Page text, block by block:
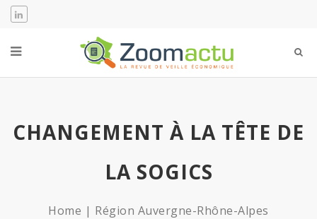
CHANGEMENT À LA TÊTE DE
LA SOGICS
Home
Région Auvergne-Rhône-Alpes